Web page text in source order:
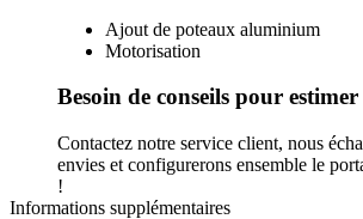
Ajout de poteaux aluminium
Motorisation
Besoin de conseils pour
Contactez notre service client, nous
envies et configurerons ensemble le
!
Informations supplémentaires